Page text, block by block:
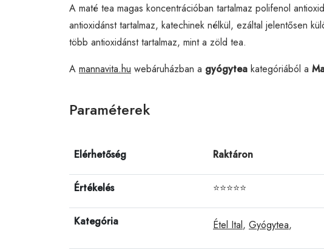
A maté tea magas koncentrációban tartalmaz polifenol
antioxidánst tartalmaz, katechinek nélkül, ezáltal jelentősen
több antioxidánst tartalmaz, mint a zöld tea.
A mannavita.hu webáruházban a gyógytea kategóriából a
Paraméterek
Elérhetőség Raktáron
Értékelés ⭐⭐⭐⭐⭐
Kategória Étel Ital, Gyógytea,